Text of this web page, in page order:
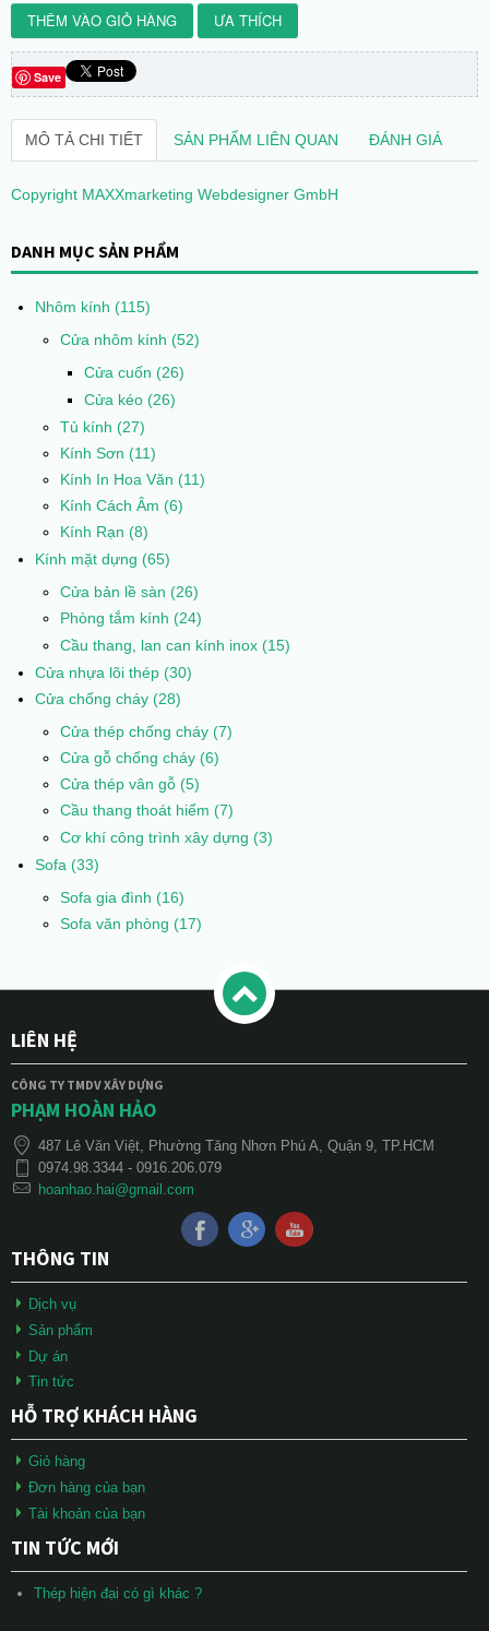
Save
MÔ TẢ CHI TIẾT SẢN PHẨM LIÊN QUAN ĐÁNH GIÁ
Copyright MAXXmarketing Webdesigner GmbH
DANH MỤC SẢN PHẨM
Nhôm kính(115)
Cửa nhôm kính (52)
Cửa cuốn(26)
Cửa kéo(26)
Tủ kính (27)
Kính Sơn (11)
Kính In Hoa Văn (11)
Kính Cách Âm (6)
Kính Rạn (8)
Kính mặt dựng(65)
Cửa bản lề sàn (26)
Phòng tắm kính (24)
Cầu thang, lan can kính inox (15)
Cửa nhựa lõi thép(30)
Cửa chống cháy(28)
Cửa thép chống cháy (7)
Cửa gỗ chống cháy (6)
Cửa thép vân gỗ (5)
Cầu thang thoát hiểm (7)
Cơ khí công trình xây dựng (3)
Sofa(33)
Sofa gia đình (16)
Sofa văn phòng (17)
LIÊN HỆ
CÔNG TY TMDV XÂY DỰNG
PHẠM HOÀN HẢO
487 Lê Văn Việt, Phường Tăng Nhơn Phú A, Quận 9, TP.HCM
0974.98.3344 - 0916.206.079
hoanhao.hai@gmail.com
THÔNG TIN
Dịch vụ
Sản phẩm
Dự án
Tin tức
HỖ TRỢ KHÁCH HÀNG
Giỏ hàng
Đơn hàng của bạn
Tài khoản của bạn
TIN TỨC MỚI
Thép hiện đại có gì khác ?